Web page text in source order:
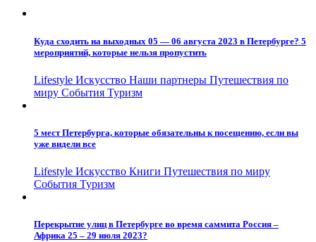
Куда сходить на выходных 05 — 06 августа 2023 в Петербурге? 5
мероприятий, которые нельзя пропустить
Lifestyle Искусство Наши партнеры Путешествия по
миру События Туризм
5 мест Петербурга, которые обязательны к посещению, если вы
уже видели все
Lifestyle Искусство Книги Путешествия по миру
События Туризм
Перекрытие улиц в Петербурге во время саммита Россия –
Африка 25 – 29 июля 2023?